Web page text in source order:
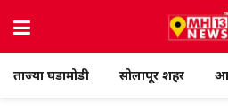
ताज्या घडामोडी सोलापूर शहर